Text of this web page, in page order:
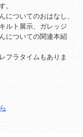
。
についてのおはなし、
ルト展示、ガレッジ
についての関連本紹
フラタイムもありま